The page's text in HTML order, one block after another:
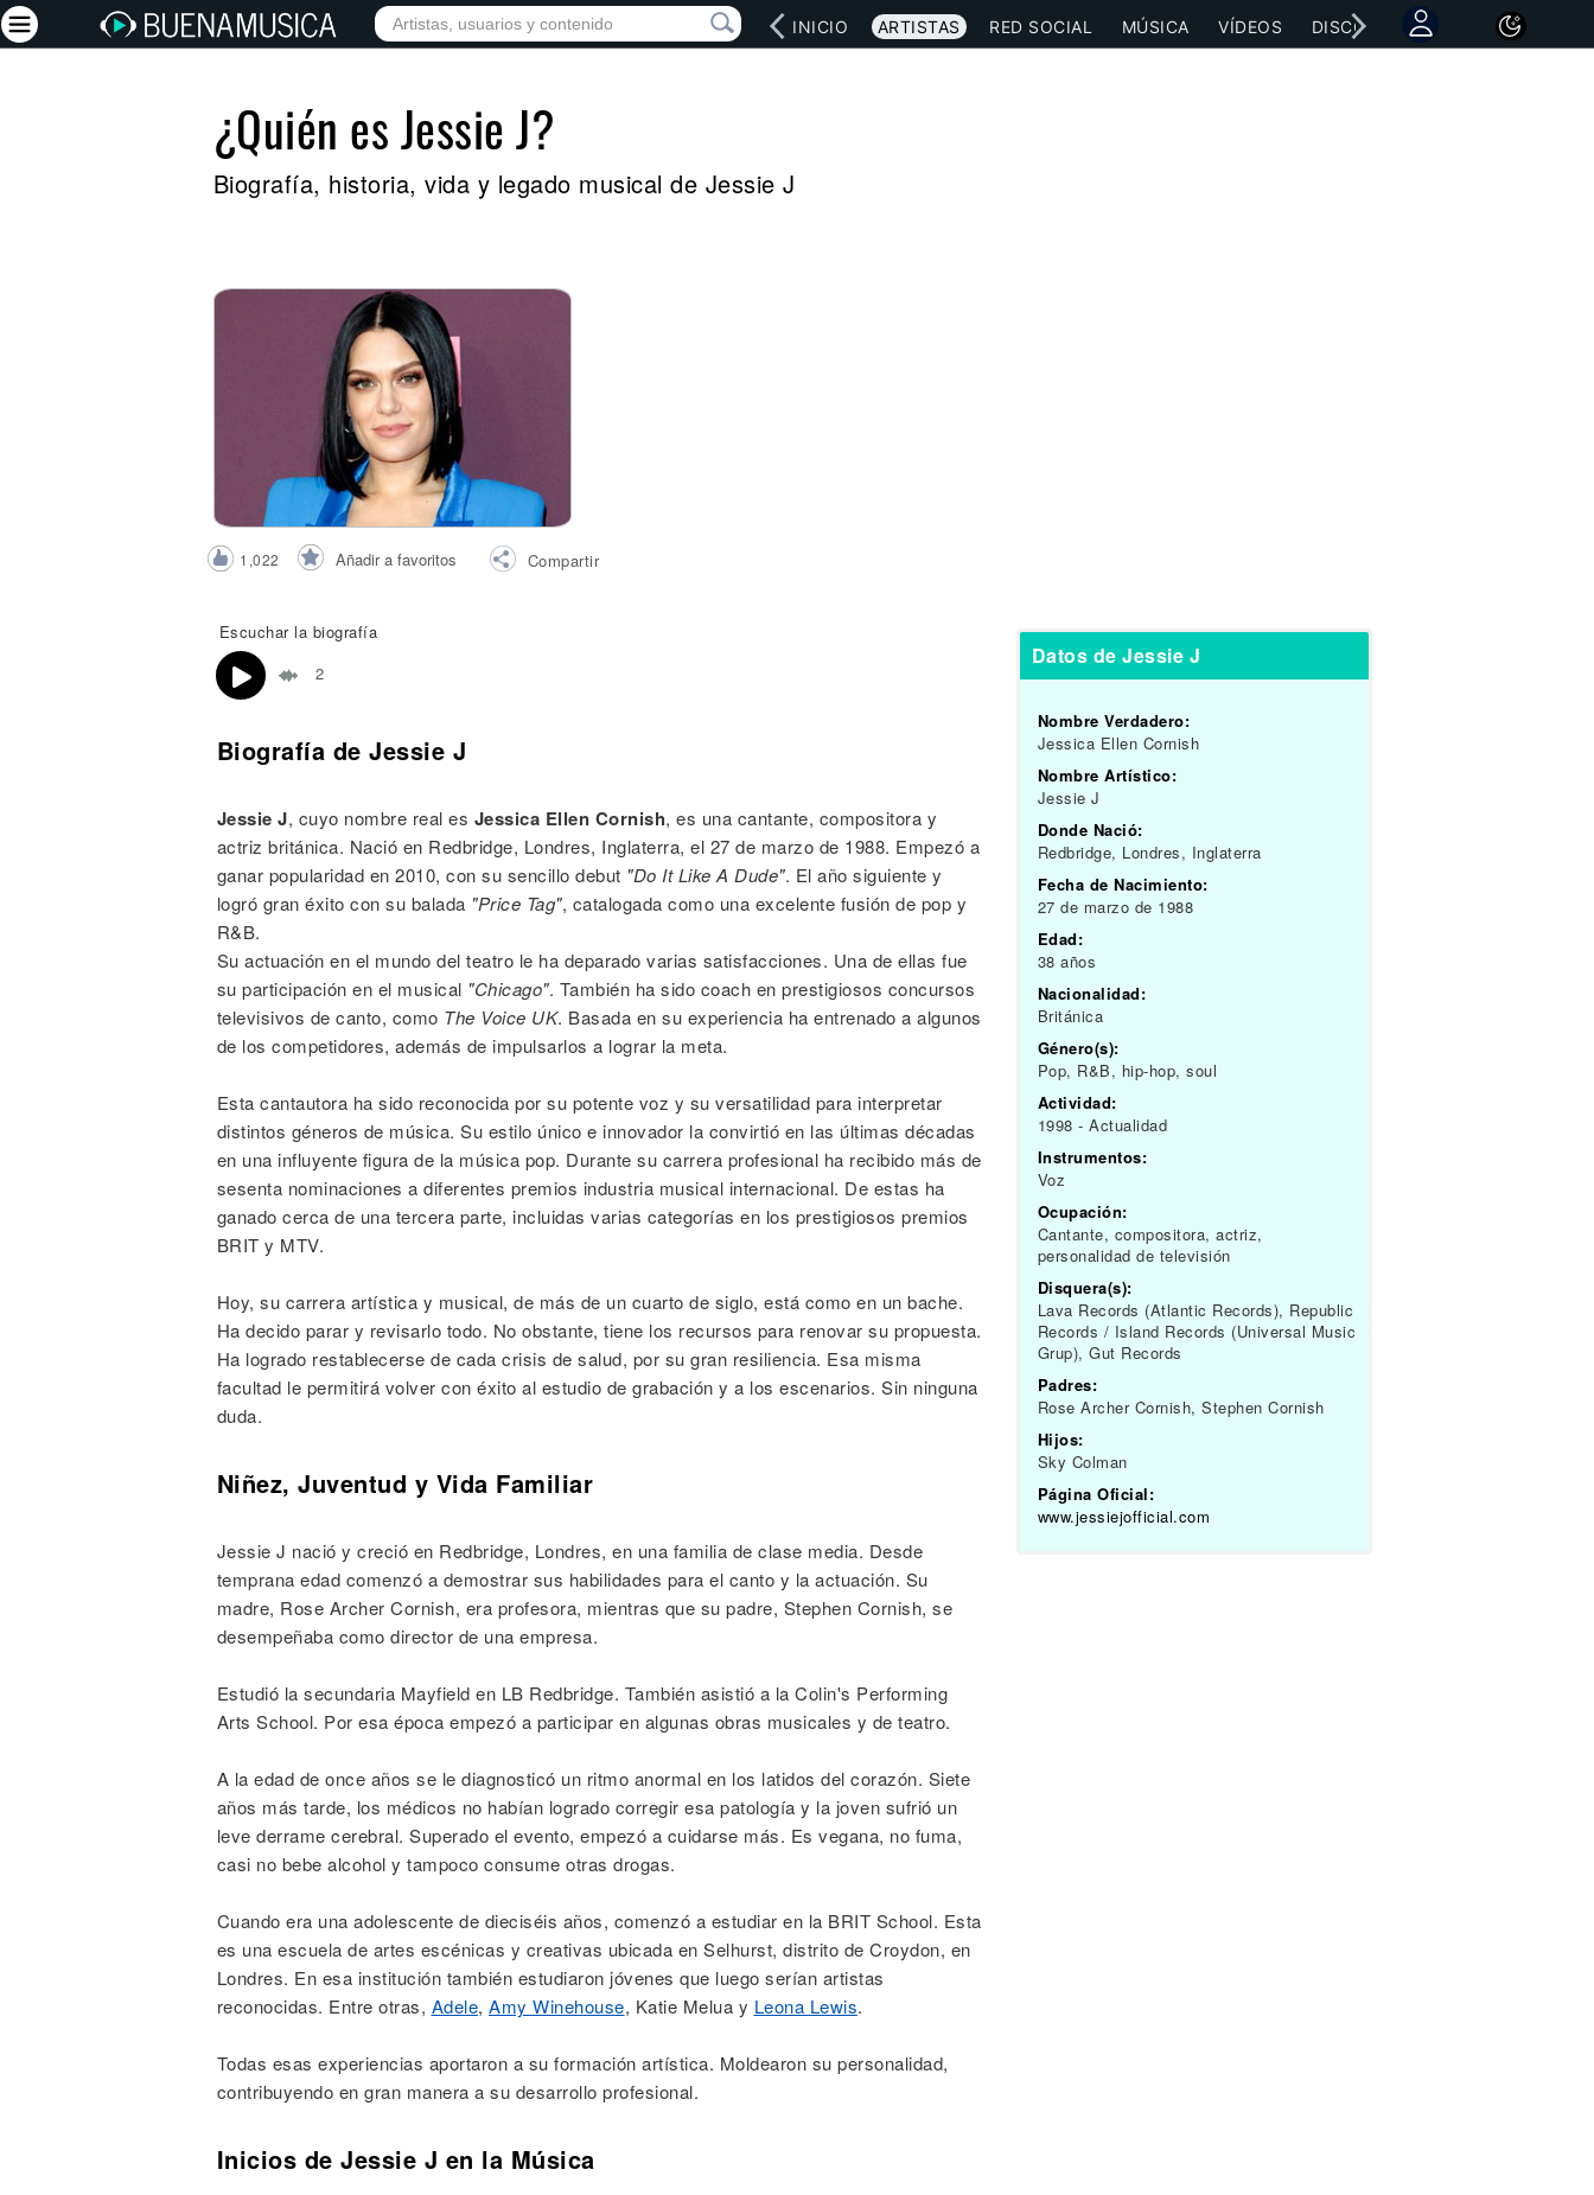
INICIO ARTISTAS RED SOCIAL MÚSICA VÍDEOS DISCOGRAFÍAS CONCIERTOS
¿Quién es Jessie J?
Biografía, historia, vida y legado musical de Jessie J
1,022 Añadir a favoritos Compartir
Escuchar la biografía
2
Biografía de Jessie J
Jessie J, cuyo nombre real es Jessica Ellen Cornish, es una cantante, compositora y
actriz británica. Nació en Redbridge, Londres, Inglaterra, el 27 de marzo de 1988. Empezó a
ganar popularidad en 2010, con su sencillo debut "Do It Like A Dude". El año siguiente y
logró gran éxito con su balada "Price Tag", catalogada como una excelente fusión de pop y
R&B.
Su actuación en el mundo del teatro le ha deparado varias satisfacciones. Una de ellas fue
su participación en el musical "Chicago". También ha sido coach en prestigiosos concursos
televisivos de canto, como The Voice UK. Basada en su experiencia ha entrenado a algunos
de los competidores, además de impulsarlos a lograr la meta.
Esta cantautora ha sido reconocida por su potente voz y su versatilidad para interpretar
distintos géneros de música. Su estilo único e innovador la convirtió en las últimas décadas
en una influyente figura de la música pop. Durante su carrera profesional ha recibido más de
sesenta nominaciones a diferentes premios industria musical internacional. De estas ha
ganado cerca de una tercera parte, incluidas varias categorías en los prestigiosos premios
BRIT y MTV.
Hoy, su carrera artística y musical, de más de un cuarto de siglo, está como en un bache.
Ha decido parar y revisarlo todo. No obstante, tiene los recursos para renovar su propuesta.
Ha logrado restablecerse de cada crisis de salud, por su gran resiliencia. Esa misma
facultad le permitirá volver con éxito al estudio de grabación y a los escenarios. Sin ninguna
duda.
Niñez, Juventud y Vida Familiar
Jessie J nació y creció en Redbridge, Londres, en una familia de clase media. Desde
temprana edad comenzó a demostrar sus habilidades para el canto y la actuación. Su
madre, Rose Archer Cornish, era profesora, mientras que su padre, Stephen Cornish, se
desempeñaba como director de una empresa.
Estudió la secundaria Mayfield en LB Redbridge. También asistió a la Colin's Performing
Arts School. Por esa época empezó a participar en algunas obras musicales y de teatro.
A la edad de once años se le diagnosticó un ritmo anormal en los latidos del corazón. Siete
años más tarde, los médicos no habían logrado corregir esa patología y la joven sufrió un
leve derrame cerebral. Superado el evento, empezó a cuidarse más. Es vegana, no fuma,
casi no bebe alcohol y tampoco consume otras drogas.
Cuando era una adolescente de dieciséis años, comenzó a estudiar en la BRIT School. Esta
es una escuela de artes escénicas y creativas ubicada en Selhurst, distrito de Croydon, en
Londres. En esa institución también estudiaron jóvenes que luego serían artistas
reconocidas. Entre otras, Adele, Amy Winehouse, Katie Melua y Leona Lewis.
Todas esas experiencias aportaron a su formación artística. Moldearon su personalidad,
contribuyendo en gran manera a su desarrollo profesional.
Inicios de Jessie J en la Música
Datos de Jessie J
Nombre Verdadero:
Jessica Ellen Cornish
Nombre Artístico:
Jessie J
Donde Nació:
Redbridge, Londres, Inglaterra
Fecha de Nacimiento:
27 de marzo de 1988
Edad:
38 años
Nacionalidad:
Británica
Género(s):
Pop, R&B, hip-hop, soul
Actividad:
1998 - Actualidad
Instrumentos:
Voz
Ocupación:
Cantante, compositora, actriz,
personalidad de televisión
Disquera(s):
Lava Records (Atlantic Records), Republic
Records / Island Records (Universal Music
Grup), Gut Records
Padres:
Rose Archer Cornish, Stephen Cornish
Hijos:
Sky Colman
Página Oficial:
www.jessiejofficial.com